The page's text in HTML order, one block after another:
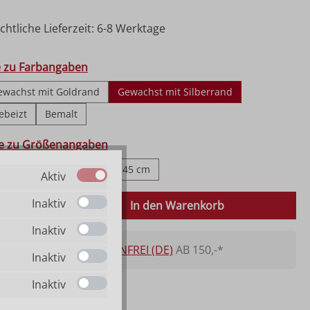
Lieferzeit: 6-8 Werktage
zu Farbangaben
mit Goldrand
Gewachst mit Silberrand
Bemalt
zu Größenangaben
23 cm 30 cm 45 cm
Anzahl: Gib den gewünschten Wert
In den Warenkorb
VERSANDKOSTENFREI (DE) AB 150,-*
Aktiv
Inaktiv
Inaktiv
Inaktiv
Inaktiv